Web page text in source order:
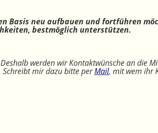
Basis neu aufbauen und fortführen
bestmöglich unterstützen.
werden wir Kontaktwünsche an die
Schreibt mir dazu bitte perMail, mit wem ihr